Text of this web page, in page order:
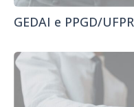
GEDAI e PPGD/